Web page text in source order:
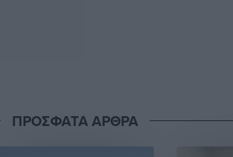
ΠΡΟΣΦΑΤΑ ΑΡΘΡΑ